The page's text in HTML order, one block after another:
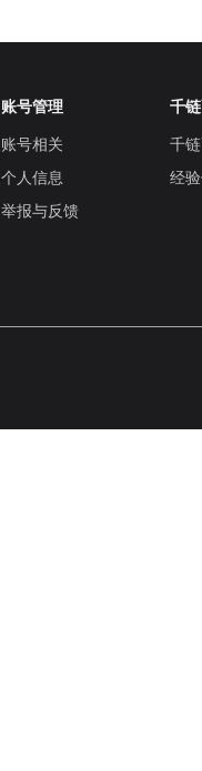
账号管理
账号相关
个人信息
举报与反馈
千
千
经